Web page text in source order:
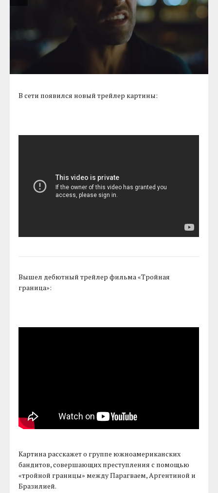
В сети появился новый трейлер картины:
Вышел дебютный трейлер фильма «Тройная
граница»:
Картина расскажет о группе южноамериканских
бандитов, совершающих преступления с помощью
«тройной границы» между Парагваем, Аргентиной и
Бразилией.